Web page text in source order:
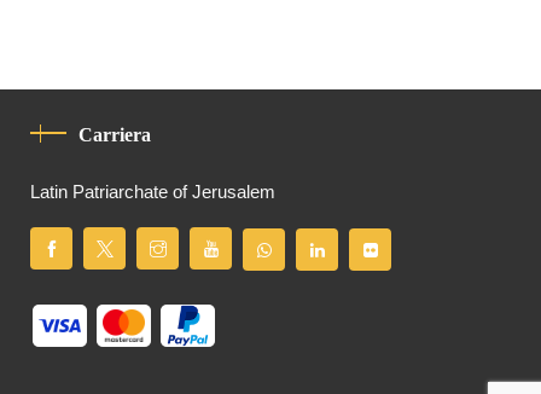
Carriera
Latin Patriarchate of Jerusalem